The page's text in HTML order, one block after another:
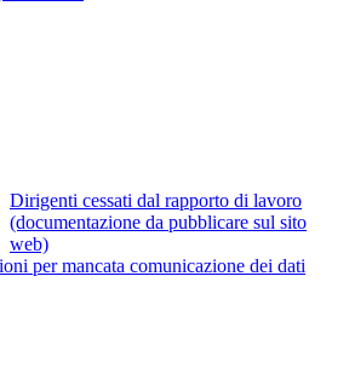
Dirigenti cessati dal rapporto di lavoro
(documentazione da pubblicare sul sito
web)
per mancata comunicazione dei dati